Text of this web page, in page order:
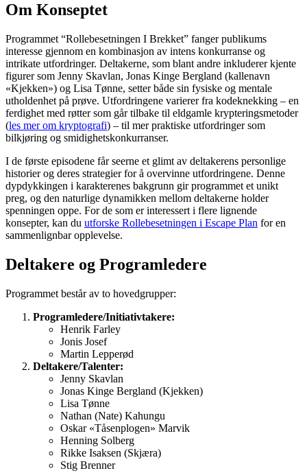
Om Konseptet
Programmet “Rollebesetningen I Brekket” fanger publikums
interesse gjennom en kombinasjon av intens konkurranse og
intrikate utfordringer. Deltakerne, som blant andre inkluderer kjente
figurer som Jenny Skavlan, Jonas Kinge Bergland (kallenavn
«Kjekken») og Lisa Tønne, setter både sin fysiske og mentale
utholdenhet på prøve. Utfordringene varierer fra kodeknekking – en
ferdighet med røtter som går tilbake til eldgamle krypteringsmetoder
(les mer om kryptografi) – til mer praktiske utfordringer som
bilkjøring og smidighetskonkurranser.
I de første episodene får seerne et glimt av deltakerens personlige
historier og deres strategier for å overvinne utfordringene. Denne
dypdykkingen i karakterenes bakgrunn gir programmet et unikt
preg, og den naturlige dynamikken mellom deltakerne holder
spenningen oppe. For de som er interessert i flere lignende
konsepter, kan du utforske Rollebesetningen i Escape Plan for en
sammenlignbar opplevelse.
Deltakere og Programledere
Programmet består av to hovedgrupper:
Programledere/Initiativtakere:
Henrik Farley
Jonis Josef
Martin Lepperød
Deltakere/Talenter:
Jenny Skavlan
Jonas Kinge Bergland (Kjekken)
Lisa Tønne
Nathan (Nate) Kahungu
Oskar «Tåsenplogen» Marvik
Henning Solberg
Rikke Isaksen (Skjæra)
Stig Brenner